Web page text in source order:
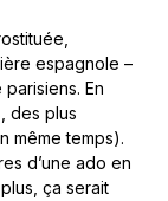
espagnole –
En
des plus
même temps).
d’une ado en
ça serait